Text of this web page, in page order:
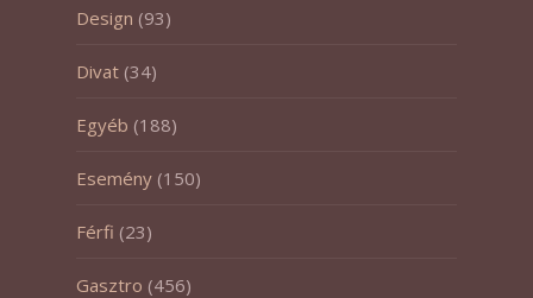
Design (93)
Divat (34)
Egyéb (188)
Esemény (150)
Férfi (23)
Gasztro (456)